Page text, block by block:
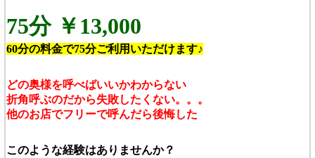
75分 ￥13,000
60分の料金で75分ご利用いただけます♪
どの奥様を呼べばいいかわからない
折角呼ぶのだから失敗したくない。。。
他のお店でフリーで呼んだら後悔した
このような経験はありませんか？